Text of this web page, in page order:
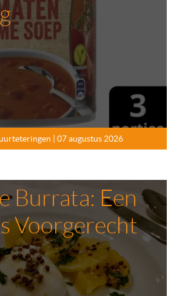
| 07 augustus 2026
Burrata: Een
Voorgerecht